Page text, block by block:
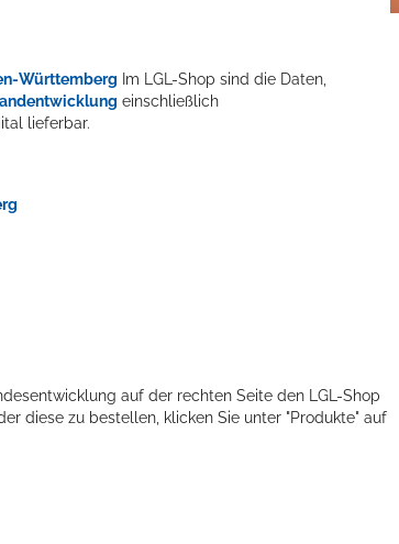
Württemberg Im LGL-Shop sind die Daten,
einschließlich
lieferbar.
auf der rechten Seite den LGL-Shop
diese zu bestellen, klicken Sie unter "Produkte" auf